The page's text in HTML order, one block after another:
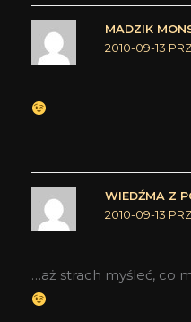
MADZIK
2010-09-13
WIEDŹMA Z
2010-09-13
…aż strach myśleć, co